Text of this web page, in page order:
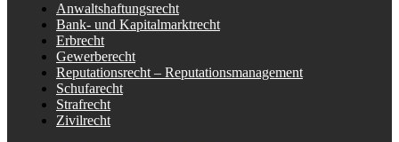
Anwaltshaftungsrecht
Bank- und Kapitalmarktrecht
Erbrecht
Gewerberecht
Reputationsrecht – Reputationsmanagement
Schufarecht
Strafrecht
Zivilrecht